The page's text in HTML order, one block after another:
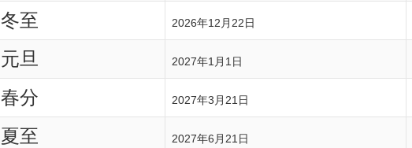
冬至
2026年12月22日
元旦
2027年1月1日
春分
2027年3月21日
夏至
2027年6月21日